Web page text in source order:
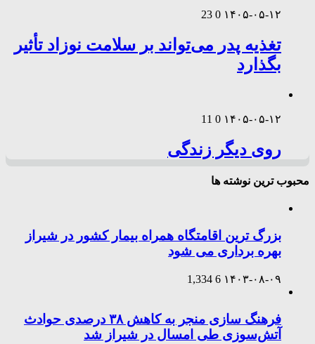
۱۴۰۵-۰۵-۱۲ 0
23
تغذیه پدر می‌تواند بر سلامت نوزاد تأثیر
بگذارد
۱۴۰۵-۰۵-۱۲ 0
11
روی دیگر زندگی
محبوب ترین نوشته ها
بزرگ ترین اقامتگاه همراه بیمار کشور در شیراز
بهره برداری می شود
۱۴۰۳-۰۸-۰۹ 6
1,334
فرهنگ سازی منجر به کاهش ۳۸ درصدی حوادث
آتش‌سوزی طی امسال در شیراز شد